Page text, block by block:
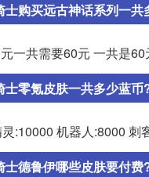
士购买远古神话系列一共
一共需要60元 一共是
士零氪皮肤一共多少蓝币
:10000 机器人:8000 刺
士德鲁伊哪些皮肤要付费